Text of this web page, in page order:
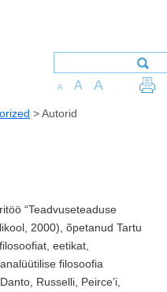
A A A
>Autorid
“Teadvuseteaduse
2000), õpetanud Tartu
eetikat,
filosoofia
Russelli, Peirce’i,